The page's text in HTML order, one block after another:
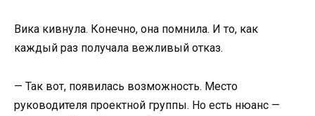
Вика кивнула. Конечно, она помнила. И то, как
каждый раз получала вежливый отказ.
— Так вот, появилась возможность. Место
руководителя проектной группы. Но есть нюанс —